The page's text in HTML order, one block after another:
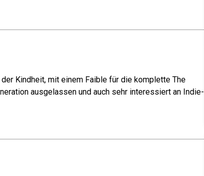
Kindheit, mit einem Faible für die komplette The
ausgelassen und auch sehr interessiert an Indie-